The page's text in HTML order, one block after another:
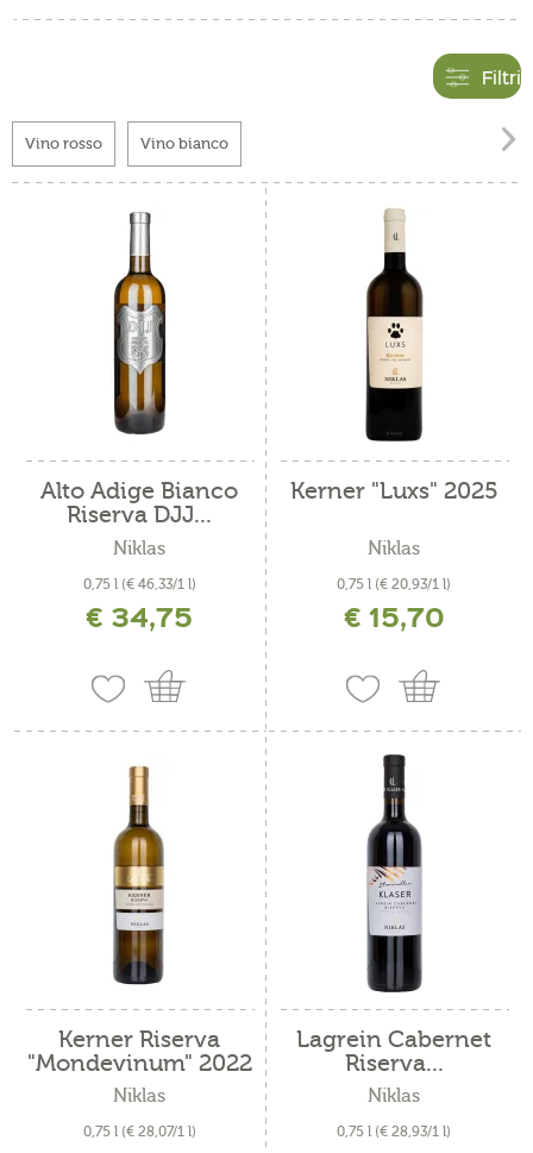
Filtri
Vino rosso Vino bianco 
Alto Adige Bianco
Riserva DJJ...
Niklas
0,75 l (€ 46,33/1 l)
€ 34,75
Kerner "Luxs" 2025
Niklas
0,75 l (€ 20,93/1 l)
€ 15,70
Kerner Riserva
"Mondevinum" 2022
Niklas
0,75 l (€ 28,07/1 l)
Lagrein Cabernet
Riserva...
Niklas
0,75 l (€ 28,93/1 l)